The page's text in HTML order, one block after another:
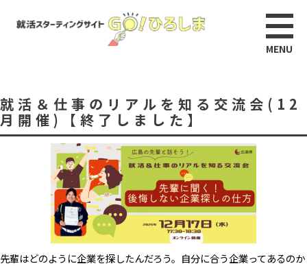
就活＆仕事のリアルを知る交流会(12
月開催)【終了しました】
先輩はどのように企業を探したんだろう。自分に合う企業ってあるのか